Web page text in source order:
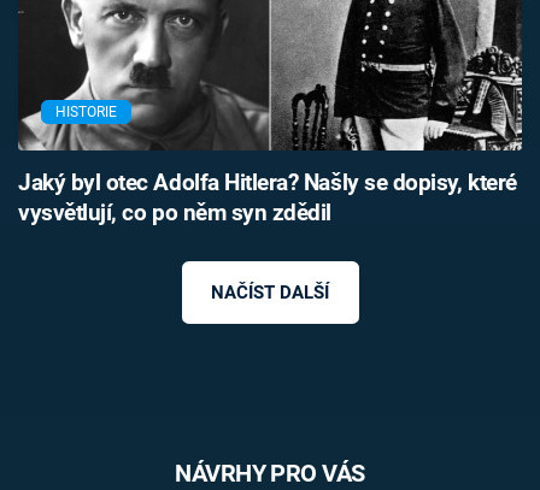
HISTORIE
Jaký byl otec Adolfa Hitlera? Našly se dopisy, které
vysvětlují, co po něm syn zdědil
NAČÍST DALŠÍ
NÁVRHY PRO VÁS